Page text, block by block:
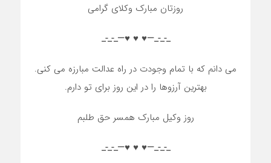
روزتان مبارک وکلای گرامی
_-_-_—♥️ ♥️ ♥️—_-_-_
می دانم که با تمام وجودت در راه عدالت مبارزه می کنی.
بهترین آرزوها را در این روز برای تو دارم.
روز وکیل مبارک همسر حق طلبم
_-_-_—♥️ ♥️ ♥️—_-_-_